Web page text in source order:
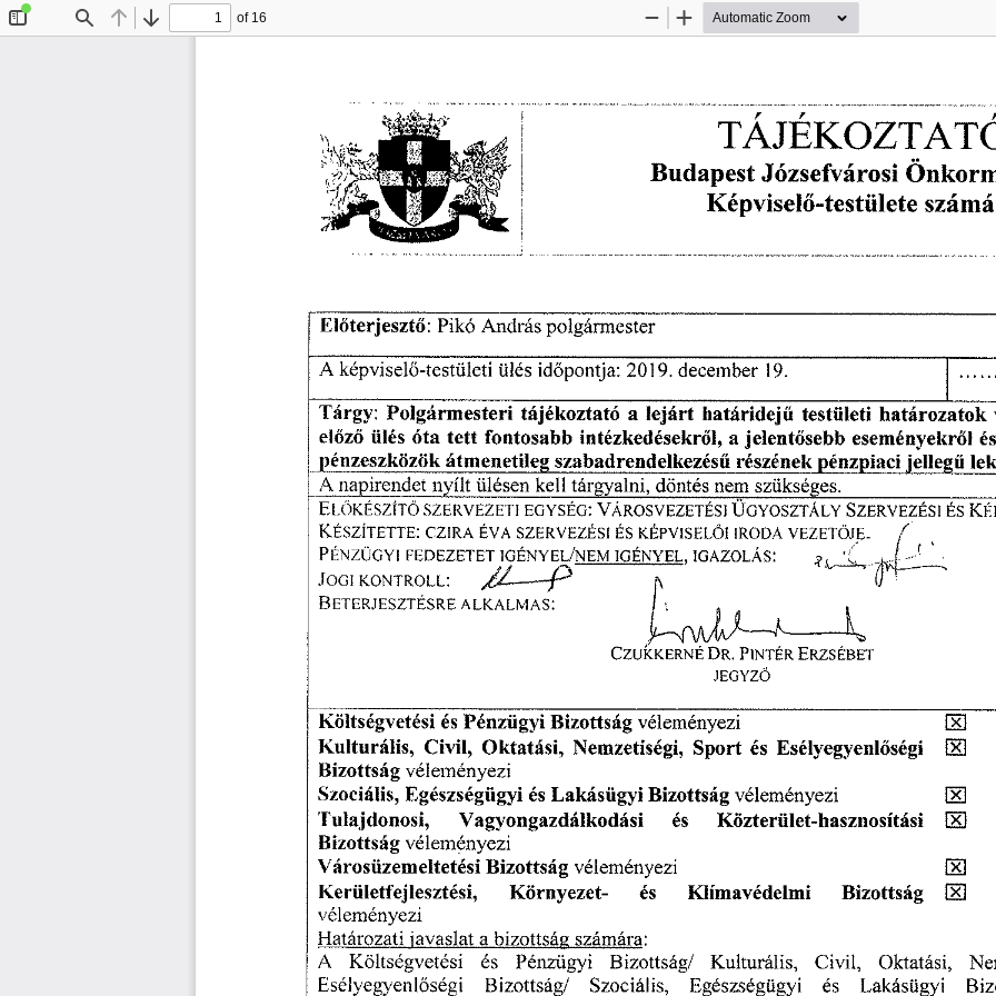
Find Previous
Next
of 16
Zoom
Zoom
Budapest Józsefvárosi
Képviselő-testülete
Előterjesztő: Pikó Andras polgármester
A képviselő-testületi ülés időpontja: 2019. december 19.
Tárgy: Polgármesteri tájékoztató a lejárt határidejű testületi határozatok
előző ülés óta tett fontosabb intézkedésekről, a jelentősebb eseményekről és
pénzeszközök átmenetileg szabadrendelkezésű részének pénzpiaci jellegű
A napirendet nyílt ülésen kell tárgyalni, döntés nem szükséges.
ES
EL Ő KÉSZÍTŐ SZERVEZETI EGYSÉG: VÁROSVEZETÉSI ÜGYOSZTÁLY SZERVEZÉSI
KÉSZÍTETTE: CZ1RA EVA SZERVEZÉSI ES KÉPVISEL Ő I IRODA VEZETŐJE, 7
PÉNZÜGYI FEDEZETET IGÉNYEL/NEM IGÉNYEL, IGAZOLÁS: .?, '//,.. ....f _••••( •
JOGI KONTROLL:
11---P
BETERJESZTÉSRE ALKALMAS:
CZUKKERNE DR. PINTÉR ERZSÉBET
JEGYZŐ
Költségvetési és Pénzügyi Bizottság véleményezi
Kulturális,
Civil, Oktatási, Nemzetiségi, Sport és Esélyegyenlőségi
Bizottság véleményezi
Szociális, Egészségügyi és Lakásügyi Bizottság véleményezi
Tulajdonosi,
Vagyongazdálkodási és
Közterület-hasznosítási
Bizottság véleményezi
Városüzemeltetési Bizottság véleményezi
Kerületfejlesztési,
Környezet- és Klímavédelmi
Bizottság
véleményezi
Határozati javaslat a bizottság számára:
El
x
El
3
3
El
A Költségvetési és Pénzügyi Bizottság/ Kulturális, Civil,
Oktatási,
Esélyegyenlőségi Bizottság/ Szociális, Egészségügyi és
Lakásügyi